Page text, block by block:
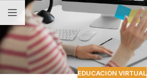
EDUCACIÓN VIRTUAL